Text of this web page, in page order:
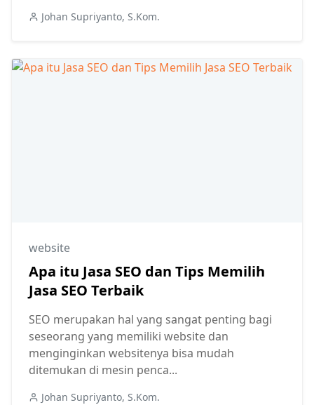
Johan Supriyanto, S.Kom.
website
Apa itu Jasa SEO dan Tips Memilih
Jasa SEO Terbaik
SEO merupakan hal yang sangat penting bagi
seseorang yang memiliki website dan
menginginkan websitenya bisa mudah
ditemukan di mesin penca...
Johan Supriyanto, S.Kom.